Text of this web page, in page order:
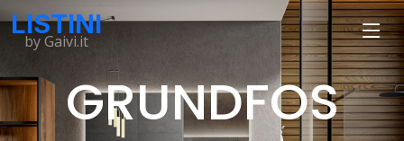
LISTINI
by Gaivi.it
GRUNDFOS